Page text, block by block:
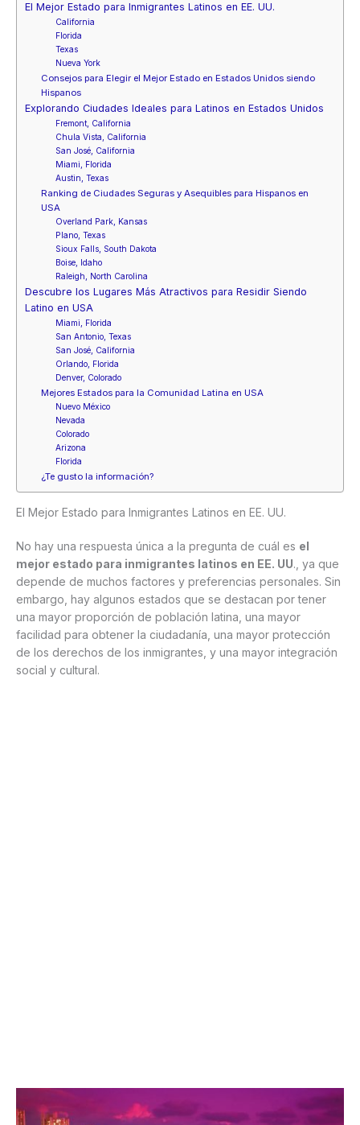
El Mejor Estado para Inmigrantes Latinos en EE. UU.
California
Florida
Texas
Nueva York
Consejos para Elegir el Mejor Estado en Estados Unidos siendo
Hispanos
Explorando Ciudades Ideales para Latinos en Estados Unidos
Fremont, California
Chula Vista, California
San José, California
Miami, Florida
Austin, Texas
Ranking de Ciudades Seguras y Asequibles para Hispanos en
USA
Overland Park, Kansas
Plano, Texas
Sioux Falls, South Dakota
Boise, Idaho
Raleigh, North Carolina
Descubre los Lugares Más Atractivos para Residir Siendo
Latino en USA
Miami, Florida
San Antonio, Texas
San José, California
Orlando, Florida
Denver, Colorado
Mejores Estados para la Comunidad Latina en USA
Nuevo México
Nevada
Colorado
Arizona
Florida
¿Te gusto la información?
El Mejor Estado para Inmigrantes Latinos en EE. UU.
No hay una respuesta única a la pregunta de cuál es el
mejor estado para inmigrantes latinos en EE. UU., ya que
depende de muchos factores y preferencias personales. Sin
embargo, hay algunos estados que se destacan por tener
una mayor proporción de población latina, una mayor
facilidad para obtener la ciudadanía, una mayor protección
de los derechos de los inmigrantes, y una mayor integración
social y cultural.